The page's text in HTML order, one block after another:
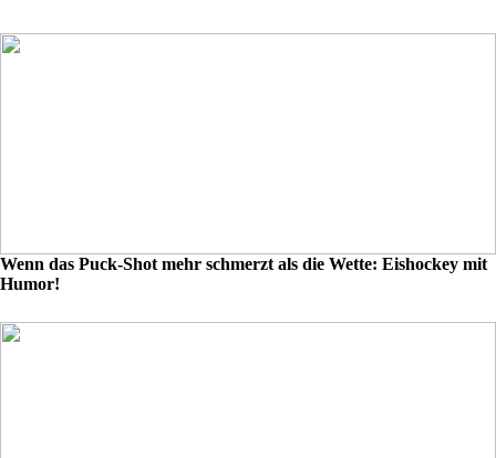
Wenn das Puck-Shot mehr schmerzt als die Wette: Eishockey mit
Humor!